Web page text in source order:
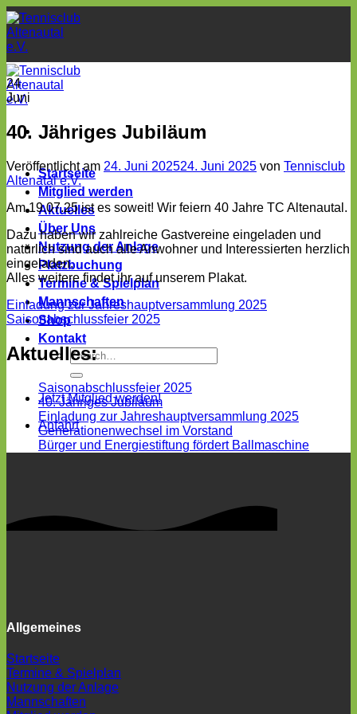
Zum
Inhalt
springen
Startseite
Mitglied werden
Aktuelles
Über Uns
Nutzung der Anlage
Platzbuchung
Termine & Spielplan
Mannschaften
Shop
Kontakt
Jetzt Mitglied werden!
Anfahrt
24
Juni
40. Jähriges Jubiläum
Veröffentlicht am 24. Juni 202524. Juni 2025 von Tennisclub
Altenatal e.V.
Am 19.07.25 ist es soweit! Wir feiern 40 Jahre TC Altenautal.
Dazu haben wir zahlreiche Gastvereine eingeladen und
natürlich sind auch alle Anwohner und Interessierten herzlich
eingeladen.
Alles weitere findet ihr auf unserem Plakat.
Einladung zur Jahreshauptversammlung 2025
Saisonabschlussfeier 2025
Aktuelles:
Saisonabschlussfeier 2025
40. Jähriges Jubiläum
Einladung zur Jahreshauptversammlung 2025
Generationenwechsel im Vorstand
Bürger und Energiestiftung fördert Ballmaschine
Allgemeines
Startseite
Termine & Spielplan
Nutzung der Anlage
Mannschaften